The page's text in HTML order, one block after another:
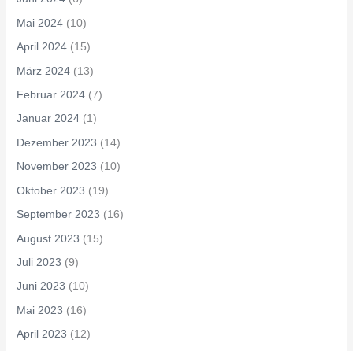
Mai 2024 (10)
April 2024 (15)
März 2024 (13)
Februar 2024 (7)
Januar 2024 (1)
Dezember 2023 (14)
November 2023 (10)
Oktober 2023 (19)
September 2023 (16)
August 2023 (15)
Juli 2023 (9)
Juni 2023 (10)
Mai 2023 (16)
April 2023 (12)